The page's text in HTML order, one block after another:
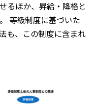
るほか、昇給・降格と
等級制度に基づいた
も、この制度に含まれ